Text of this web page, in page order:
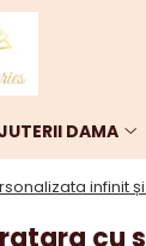
DAMA
infinit
cu